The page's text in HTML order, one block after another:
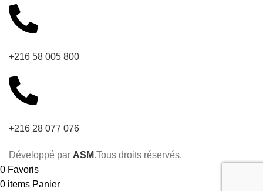
+216 58 005 800
+216 28 077 076
Développé par ASM.Tous droits réservés.
0 Favoris
0 items Panier